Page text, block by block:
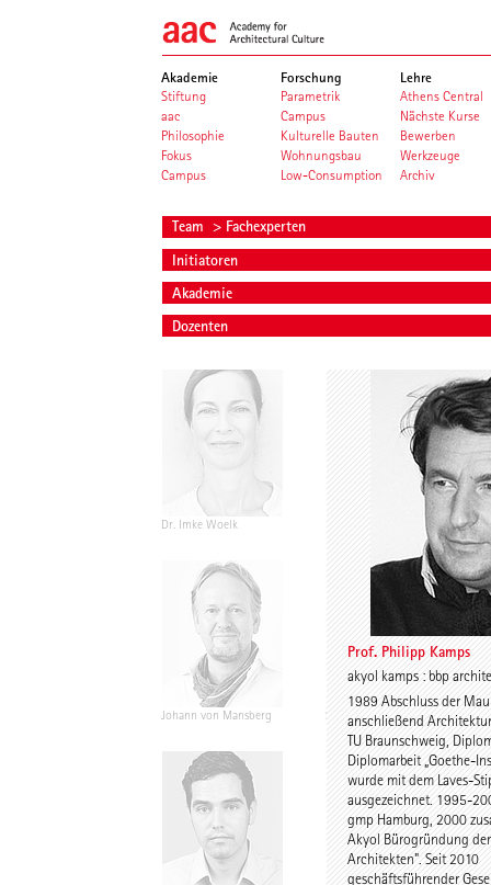
Akademie
Stiftung
aac
Philosophie
Fokus
Campus
Forschung
Parametrik
Campus
Kulturelle Bauten
Wohnungsbau
Low-Consumption
Lehre
Athens Central
Nächste Kurse
Bewerben
Werkzeuge
Archiv
Team > Fachexperten
Initiatoren
Akademie
Dozenten
Dr. Imke Woelk
Johann von Mansberg Stefan Wentrup
Prof. Philipp Kamps
akyol kamps : bbp
1989 Abschluss der
anschließend
TU Braunschweig,
Diplomarbeit „Goethe-
wurde mit dem Laves-
ausgezeichnet. 1995-
gmp Hamburg, 2000
Akyol Bürogründung
Architekten". Seit 2010
geschäftsführender